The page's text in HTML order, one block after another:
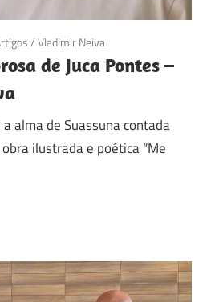
/Vladimir Neiva
de Juca Pontes –
a alma de Suassuna contada
ilustrada e poética “Me